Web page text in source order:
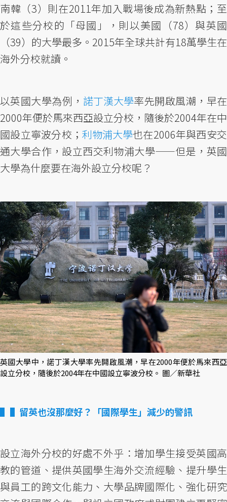
南韓（3）則在2011年加入戰場後成為新熱點；至
於這些分校的「母國」，則以美國（78）與英國
（39）的大學最多。2015年全球共計有18萬學生在
海外分校就讀。
以英國大學為例， 諾丁漢大學率先開啟風潮，早在
2000年便於馬來西亞設立分校，隨後於2004年在中
國設立寧波分校； 利物浦大學也在2006年與西安交
通大學合作，設立西交利物浦大學——但是，英國
大學為什麼要在海外設立分校呢？
英國大學中，諾丁漢大學率先開啟風潮，早在2000年便於馬來西亞
設立分校，隨後於2004年在中國設立寧波分校。 圖／新華社
▌留英也沒那麼好？「國際學生」減少的警訊
設立海外分校的好處不外乎：增加學生接受英國高
教的管道、提供英國學生海外交流經驗、提升學生
與員工的跨文化能力、大學品牌國際化、強化研究